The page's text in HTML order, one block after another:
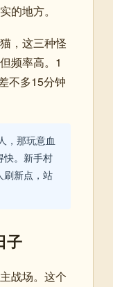
的地方。
，这三种怪
频率高。1
不多15分钟
，那玩意血
快。新手村
刷新点，站
子
战场。这个